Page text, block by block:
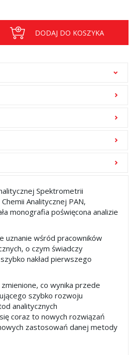
DODAJ DO KOSZYKA
Spektrometrii
Analitycznej PAN,
monografia poświęcona analizie
uznanie wśród pracowników
o czym świadczy
nakład pierwszego
co wynika przede
szybko rozwoju
analitycznych
coraz to nowych rozwiązań
zastosowań danej metody